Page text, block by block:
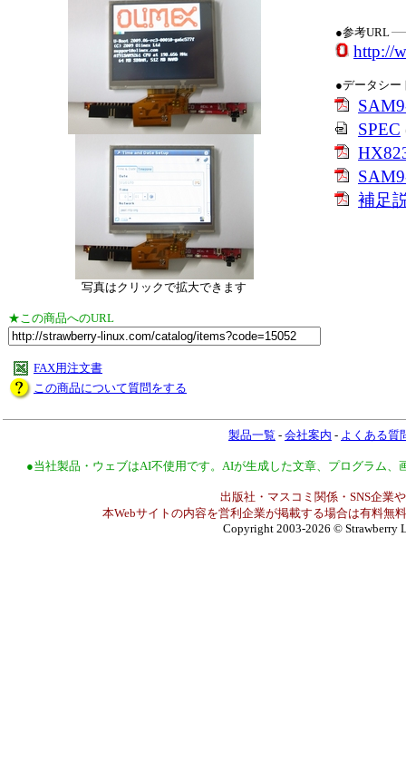
写真はクリックで拡大できます
★この商品へのURL
FAX用注文書
この商品について質問をする
●参考URL
http://
●データシー
SPEC
補足
製品一覧 - 会社案内 - よくある質
●当社製品・ウェブはAI不使用です。AIが生成した文章、プログラム
出版社・マスコミ関係・SNS企業
本Webサイトの内容を営利企業が掲載する場合は有料無
Copyright 2003-2026 © Strawberry